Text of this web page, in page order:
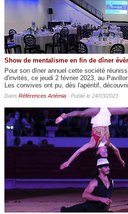
Show de mentalisme en fin de dîner
Pour son dîner annuel cette société
d'invités, ce jeudi 2 février 2023, au
Les convives ont pu, dès l'apéritif,
Dans Références Artémia- Publié le 24/03/2023